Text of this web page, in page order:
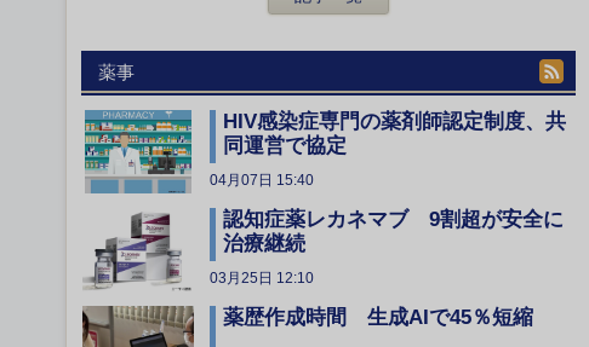
薬事
HIV感染症専門の薬剤師認定制度、共
同運営で協定
04月07日 15:40
認知症薬レカネマブ 9割超が安全に
治療継続
03月25日 12:10
薬歴作成時間 生成AIで45％短縮